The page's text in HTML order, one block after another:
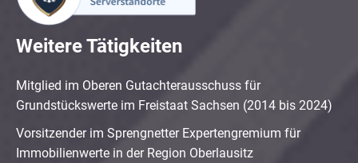
Weitere Tätigkeiten
Mitglied im Oberen Gutachterausschuss für
Grundstückswerte im Freistaat Sachsen (2014 bis 2024)
Vorsitzender im Sprengnetter Expertengremium für
Immobilienwerte in der Region Oberlausitz